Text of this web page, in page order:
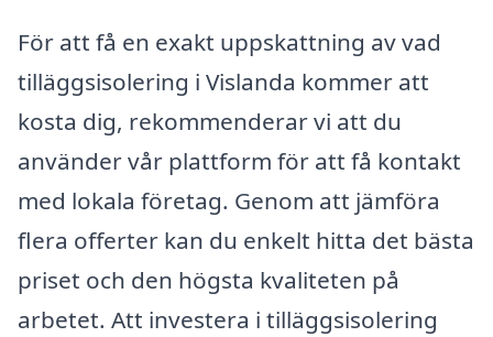
För att få en exakt uppskattning av vad
tilläggsisolering i Vislanda kommer att
kosta dig, rekommenderar vi att du
använder vår plattform för att få kontakt
med lokala företag. Genom att jämföra
flera offerter kan du enkelt hitta det bästa
priset och den högsta kvaliteten på
arbetet. Att investera i tilläggsisolering